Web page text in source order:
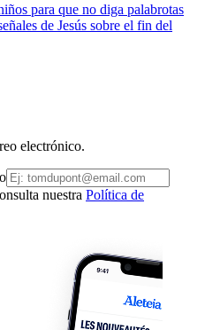
para que no diga palabrotas
de Jesús sobre el fin del
electrónico.
nuestra Política de